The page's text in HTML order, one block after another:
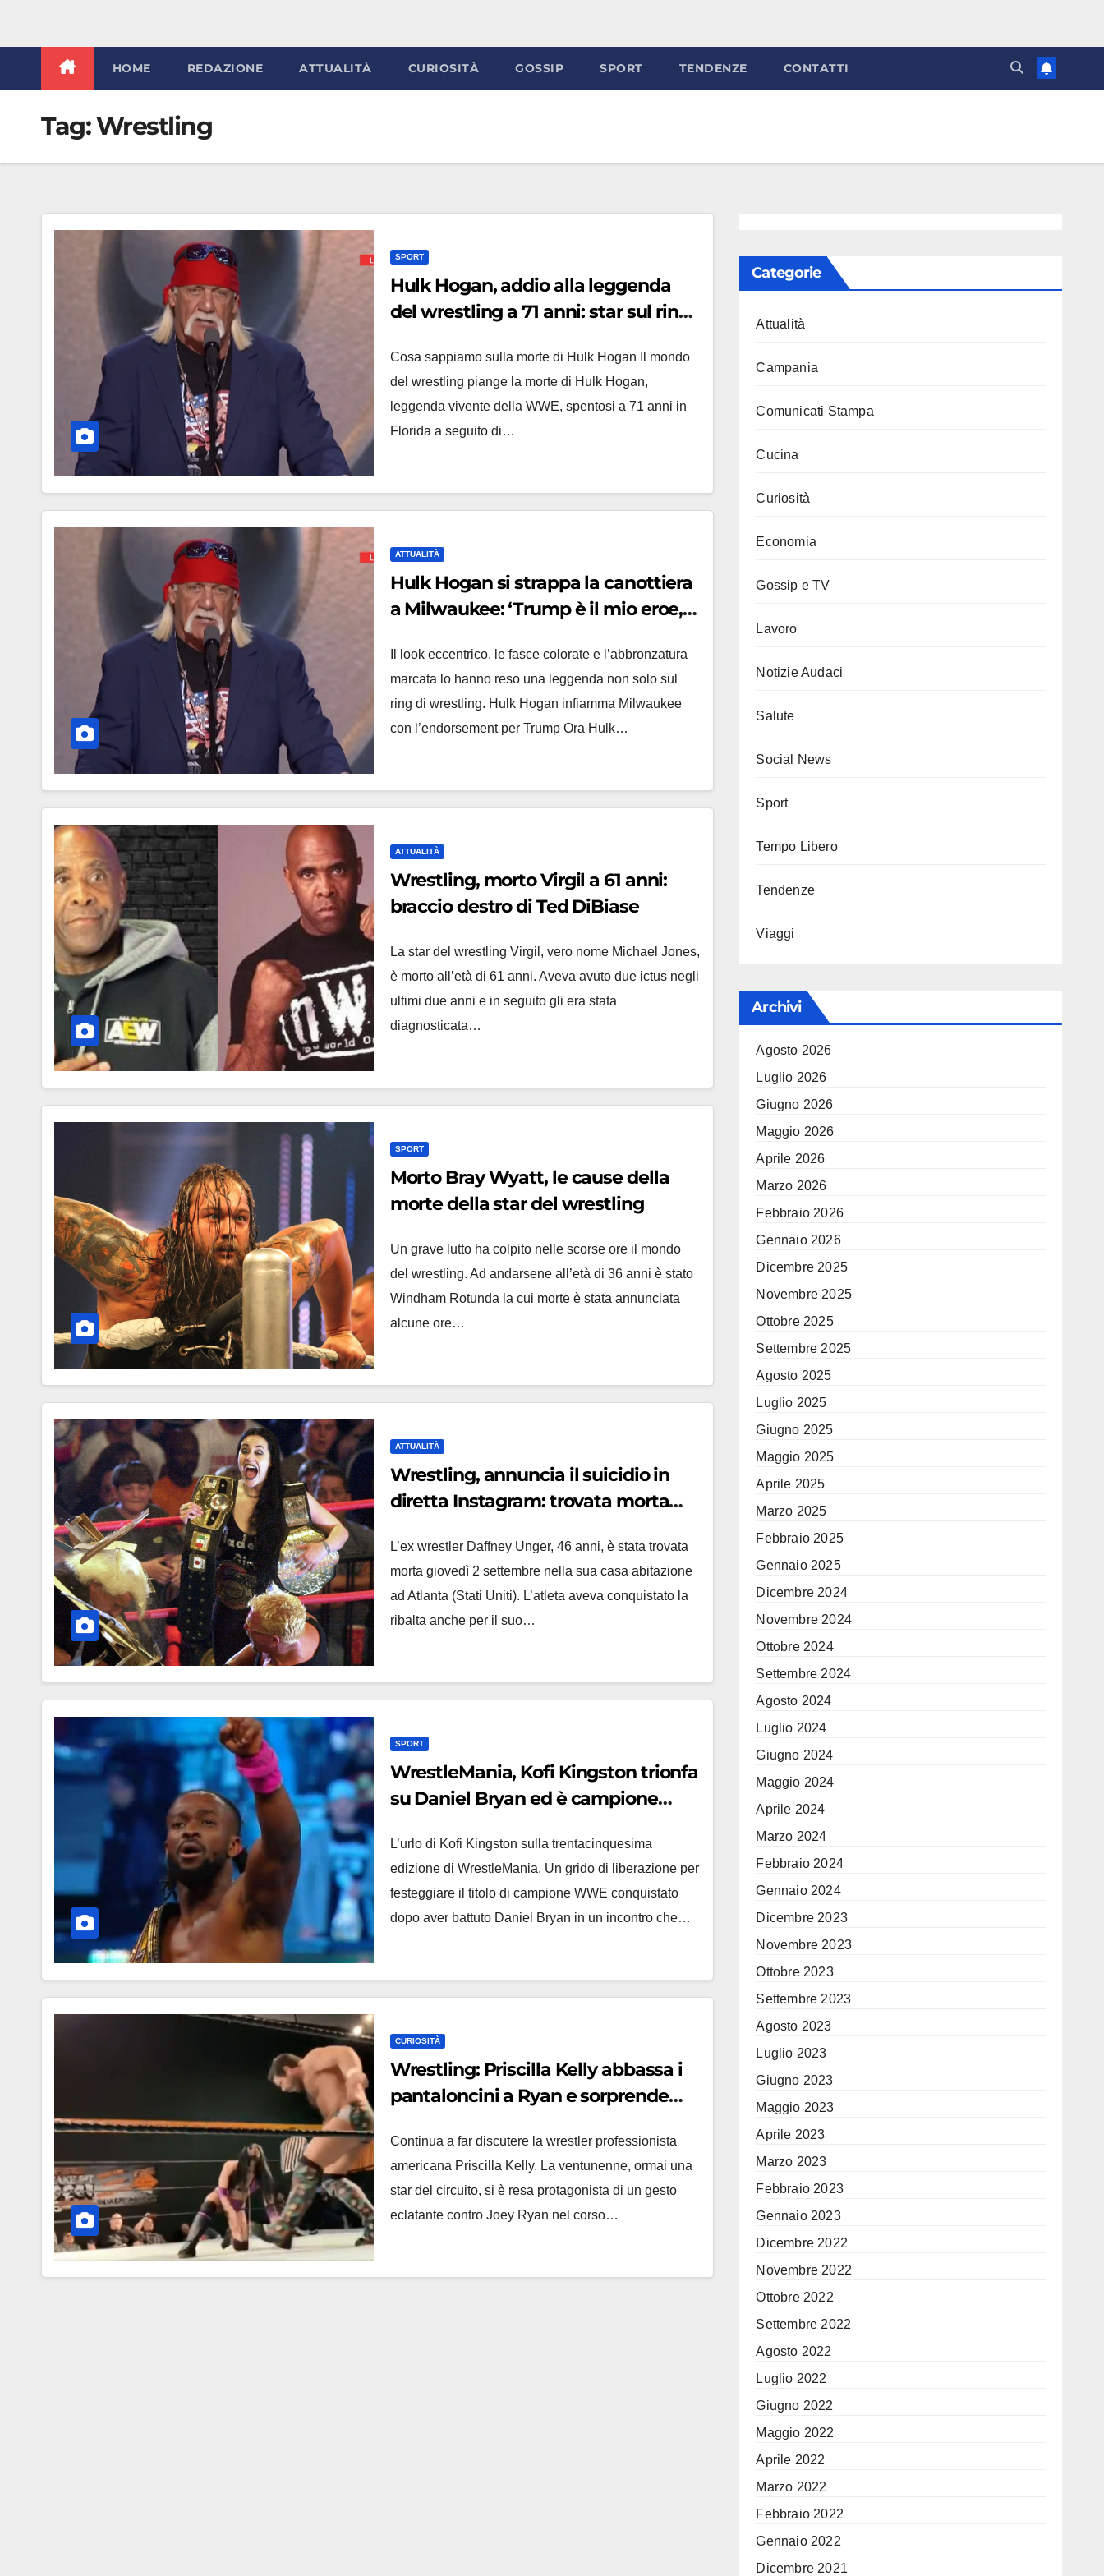
HOME REDAZIONE ATTUALITÀ CURIOSITÀ GOSSIP SPORT TENDENZE CONTATTI
Tag:Wrestling
SPORT
Hulk Hogan, addio alla leggenda
del wrestling a 71 anni: star sul ring
Cosa sappiamo sulla morte di Hulk Hogan Il mondo
del wrestling piange la morte di Hulk Hogan,
leggenda vivente della WWE, spentosi a 71 anni in
Florida a seguito di…
ATTUALITÀ
Hulk Hogan si strappa la canottiera
a Milwaukee: ‘Trump è il mio eroe,
Il look eccentrico, le fasce colorate e l’abbronzatura
marcata lo hanno reso una leggenda non solo sul
ring di wrestling. Hulk Hogan infiamma Milwaukee
con l’endorsement per Trump Ora Hulk…
ATTUALITÀ
Wrestling, morto Virgil a 61 anni:
braccio destro di Ted DiBiase
La star del wrestling Virgil, vero nome Michael Jones,
è morto all’età di 61 anni. Aveva avuto due ictus negli
ultimi due anni e in seguito gli era stata
diagnosticata…
SPORT
Morto Bray Wyatt, le cause della
morte della star del wrestling
Un grave lutto ha colpito nelle scorse ore il mondo
del wrestling. Ad andarsene all’età di 36 anni è stato
Windham Rotunda la cui morte è stata annunciata
alcune ore…
ATTUALITÀ
Wrestling, annuncia il suicidio in
diretta Instagram: trovata morta
L’ex wrestler Daffney Unger, 46 anni, è stata trovata
morta giovedì 2 settembre nella sua casa abitazione
ad Atlanta (Stati Uniti). L’atleta aveva conquistato la
ribalta anche per il suo…
SPORT
WrestleMania, Kofi Kingston trionfa
su Daniel Bryan ed è campione
L’urlo di Kofi Kingston sulla trentacinquesima
edizione di WrestleMania. Un grido di liberazione per
festeggiare il titolo di campione WWE conquistato
dopo aver battuto Daniel Bryan in un incontro che…
CURIOSITÀ
Wrestling: Priscilla Kelly abbassa i
pantaloncini a Ryan e sorprende
Continua a far discutere la wrestler professionista
americana Priscilla Kelly. La ventunenne, ormai una
star del circuito, si è resa protagonista di un gesto
eclatante contro Joey Ryan nel corso…
Categorie
Attualità
Campania
Comunicati Stampa
Cucina
Curiosità
Economia
Gossip e TV
Lavoro
Notizie Audaci
Salute
Social News
Sport
Tempo Libero
Tendenze
Viaggi
Archivi
Agosto 2026
Luglio 2026
Giugno 2026
Maggio 2026
Aprile 2026
Marzo 2026
Febbraio 2026
Gennaio 2026
Dicembre 2025
Novembre 2025
Ottobre 2025
Settembre 2025
Agosto 2025
Luglio 2025
Giugno 2025
Maggio 2025
Aprile 2025
Marzo 2025
Febbraio 2025
Gennaio 2025
Dicembre 2024
Novembre 2024
Ottobre 2024
Settembre 2024
Agosto 2024
Luglio 2024
Giugno 2024
Maggio 2024
Aprile 2024
Marzo 2024
Febbraio 2024
Gennaio 2024
Dicembre 2023
Novembre 2023
Ottobre 2023
Settembre 2023
Agosto 2023
Luglio 2023
Giugno 2023
Maggio 2023
Aprile 2023
Marzo 2023
Febbraio 2023
Gennaio 2023
Dicembre 2022
Novembre 2022
Ottobre 2022
Settembre 2022
Agosto 2022
Luglio 2022
Giugno 2022
Maggio 2022
Aprile 2022
Marzo 2022
Febbraio 2022
Gennaio 2022
Dicembre 2021